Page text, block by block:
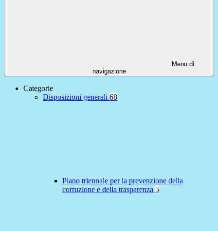
Menu di
navigazione
Categorie
Disposizioni generali 68
Piano triennale per la prevenzione della
corruzione e della trasparenza 5